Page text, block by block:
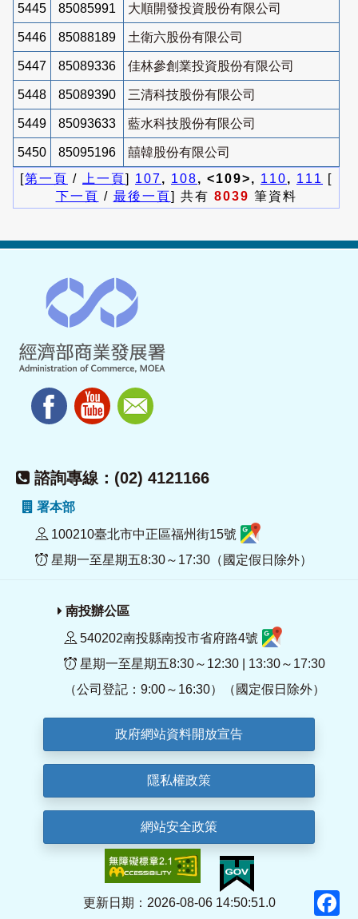
5445 85085991 大順開發投資股份有限公司
5446 85088189 土衛六股份有限公司
5447 85089336 佳林參創業投資股份有限公司
5448 85089390 三清科技股份有限公司
5449 85093633 藍水科技股份有限公司
5450 85095196
囍韓股份有限公司
[第一頁 / 上一頁] 107, 108, <109>, 110, 111
[
下一頁 / 最後一頁] 共有 8039 筆資料
諮詢專線：(02) 4121166
署本部
100210臺北市中正區福州街15號
星期一至星期五8:30～17:30（國定假日除外）
南投辦公區
540202南投縣南投市省府路4號
星期一至星期五8:30～12:30 | 13:30～17:30
（公司登記：9:00～16:30）（國定假日除外）
政府網站資料開放宣告
隱私權政策
網站安全政策
更新日期：2026-08-06 14:50:51.0